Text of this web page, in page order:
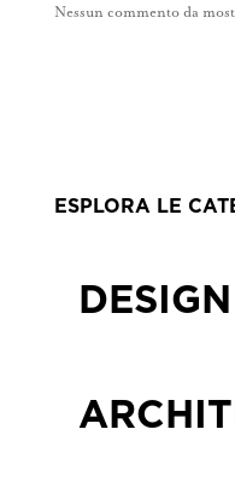
Nessun commento da
ESPLORA LE
DESIGN